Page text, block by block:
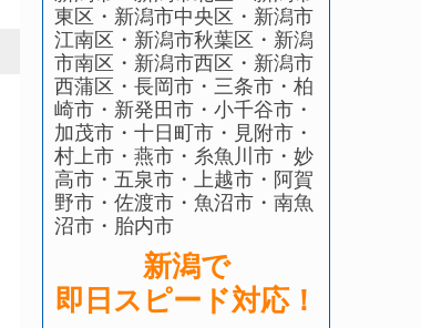
東区・新潟市中央区・新潟市
江南区・新潟市秋葉区・新潟
市南区・新潟市西区・新潟市
西蒲区・長岡市・三条市・柏
崎市・新発田市・小千谷市・
加茂市・十日町市・見附市・
村上市・燕市・糸魚川市・妙
高市・五泉市・上越市・阿賀
野市・佐渡市・魚沼市・南魚
沼市・胎内市
新潟で
即日スピード対応！